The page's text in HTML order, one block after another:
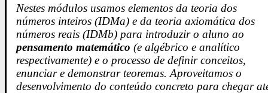
Nestes módulos usamos elementos da teoria dos
números inteiros (IDMa) e da teoria axiomática dos
números reais (IDMb) para introduzir o aluno ao
pensamento matemático (e algébrico e analítico
respectivamente) e o processo de definir conceitos,
enunciar e demonstrar teoremas. Aproveitamos o
desenvolvimento do conteúdo concreto para chegar